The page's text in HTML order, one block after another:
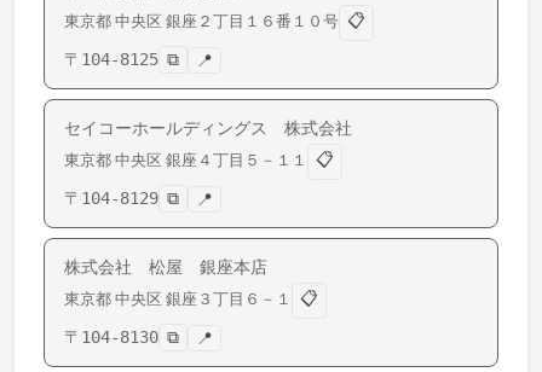
東京都 中央区 銀座 ２丁目１６番１０号 📋
〒 104-8125 ⧉ 📍
セイコーホールディングス 株式会社
東京都 中央区 銀座 ４丁目５－１１
📋
〒 104-8129 ⧉ 📍
株式会社 松屋 銀座本店
東京都 中央区 銀座 ３丁目６－１
📋
〒 104-8130 ⧉ 📍